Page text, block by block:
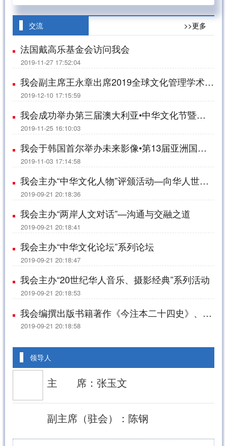
交流 >>更多
法国戴高乐基金会访问我会
2019-11-27 17:52:04
我会副主席王永章出席2019全球文化管理学术研讨会
2019-12-10 17:15:59
我会成功举办第三届澳大利亚•中华文化节暨茶博会
2019-11-25 16:10:03
我会于韩国首尔举办未来影像•第13届亚洲国际青少年电影节
2019-11-03 17:14:58
我会主办“中华文化人物”评颁活动—向华人世界的文化精英致敬
2019-09-21 20:18:36
我会主办“两岸人文对话”—沟通与交融之道
2019-09-21 20:18:41
我会主办“中华文化论坛”系列论坛
2019-09-21 20:18:47
我会主办“20世纪华人音乐、摄影经典”系列活动
2019-09-21 20:18:53
我会编撰出版书籍著作《今注本二十四史》、《四书五经语录》
2019-09-21 20:18:58
领导人
主 ‌‍‎‏ 席：张玉文
副主席（驻会）：陈钢